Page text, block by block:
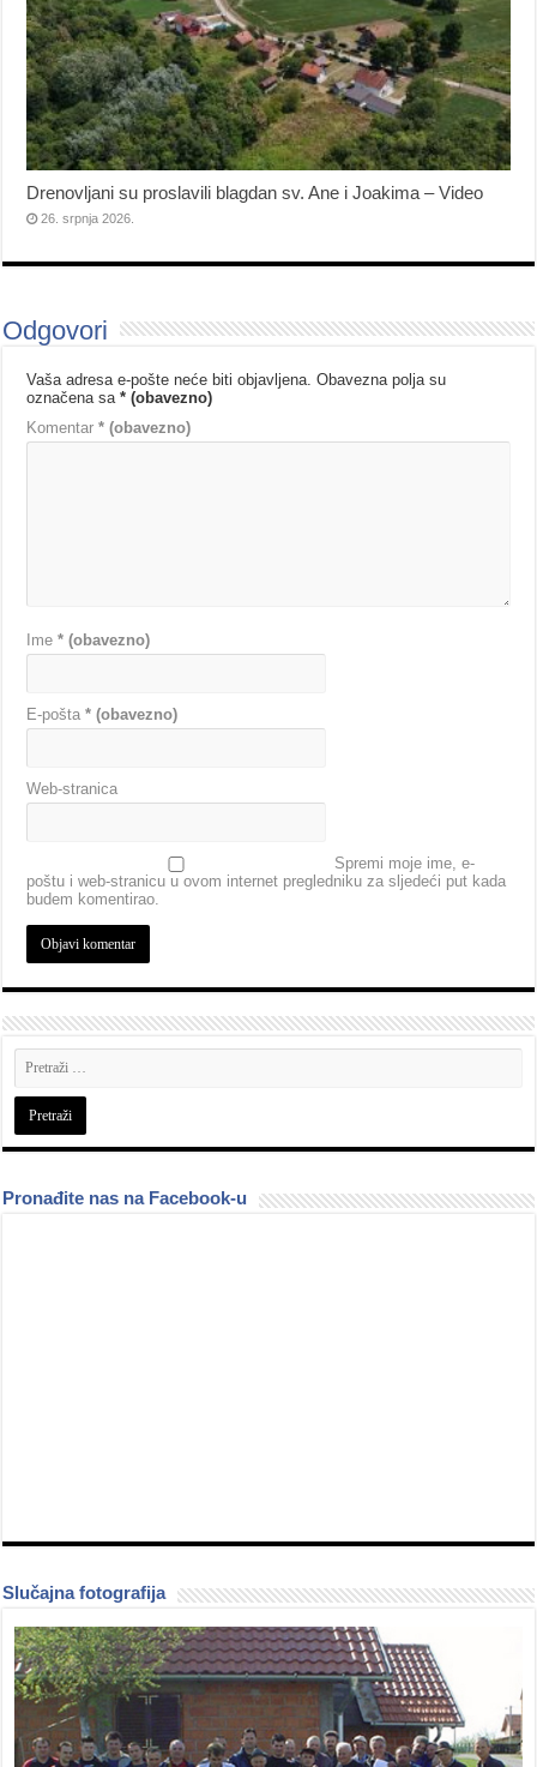
Drenovljani su proslavili blagdan sv. Ane i Joakima – Video
26. srpnja 2026.
Odgovori
Vaša adresa e-pošte neće biti objavljena. Obavezna polja su
označena sa* (obavezno)
Komentar* (obavezno)
Ime* (obavezno)
E-pošta* (obavezno)
Web-stranica
Spremi moje ime, e-
poštu i web-stranicu u ovom internet pregledniku za sljedeći put kada
budem komentirao.
Pronađite nas na Facebook-u
Slučajna fotografija